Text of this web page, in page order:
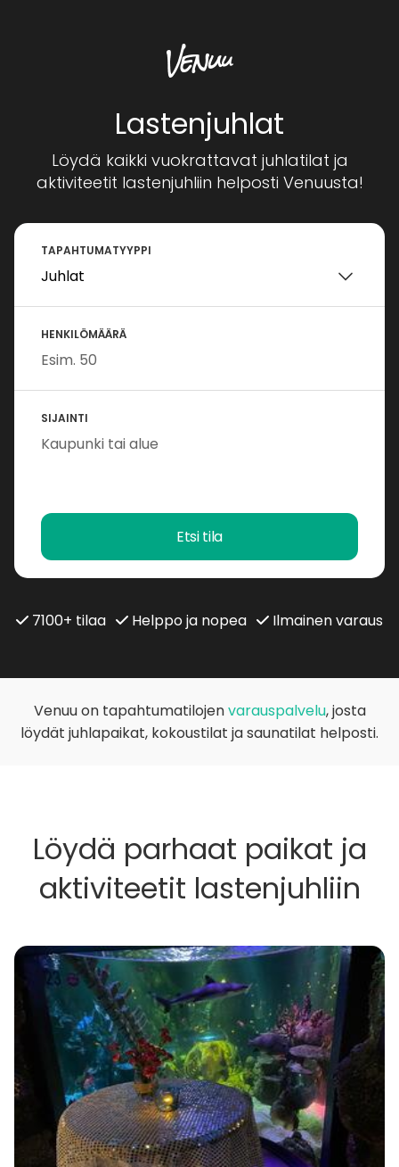
Lastenjuhlat
Löydä kaikki vuokrattavat juhlatilat ja
aktiviteetit lastenjuhliin helposti Venuusta!
TAPAHTUMATYYPPI
HENKILÖMÄÄRÄ
SIJAINTI
Etsi tila
7100+ tilaa Helppo ja nopea Ilmainen varaus
Venuu on tapahtumatilojenvarauspalvelu, josta
löydät juhlapaikat, kokoustilat ja saunatilat helposti.
Löydä parhaat paikat ja
aktiviteetit lastenjuhliin